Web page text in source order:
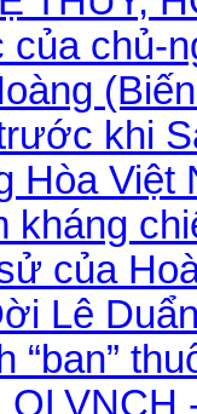
của chủ-
khi
Hòa Việt
kháng
của
Lê
“ban”